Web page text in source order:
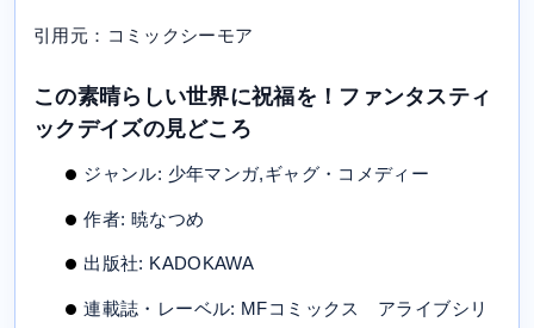
引用元：コミックシーモア
この素晴らしい世界に祝福を！ファンタスティ
ックデイズの見どころ
ジャンル: 少年マンガ,ギャグ・コメディー
作者: 暁なつめ
出版社: KADOKAWA
連載誌・レーベル: MFコミックス アライブシリ